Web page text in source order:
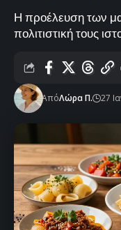
Η προέλευση των
πολιτιστική τους
ΑπόΛώρα Π. 27